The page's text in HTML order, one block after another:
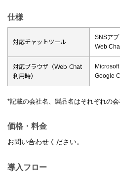
仕様
対応チャットツール
SNSアプ
Web
対応ブラウザ（Web Chat
利用時）
Google
*記載の会社名、製品名はそれぞれの
価格・料金
お問い合わせください。
導入フロー